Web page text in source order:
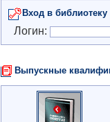
Вход в библиотеку
Логин:
Выпускные